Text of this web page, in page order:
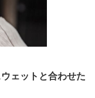
ェットと合わせた